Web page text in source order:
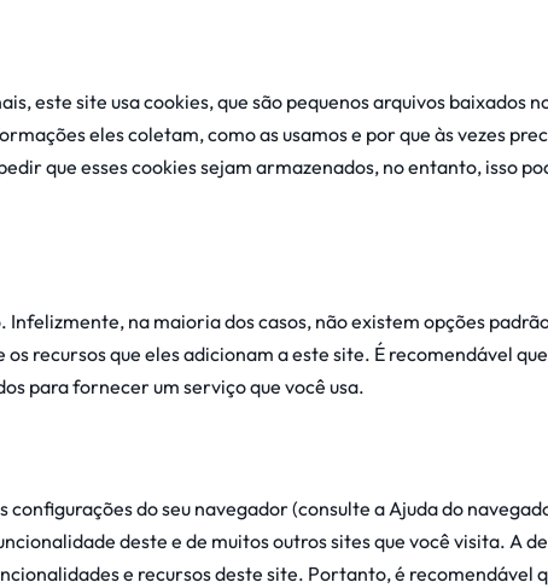
este site usa cookies, que são pequenos arquivos baixados
eles coletam, como as usamos e por que às vezes
que esses cookies sejam armazenados, no entanto, isso
na maioria dos casos, não existem opções
recursos que eles adicionam a este site. É recomendável
​​para fornecer um serviço que você usa.
do seu navegador (consulte a Ajuda do
deste e de muitos outros sites que você visita. A
e recursos deste site. Portanto, é recomendável